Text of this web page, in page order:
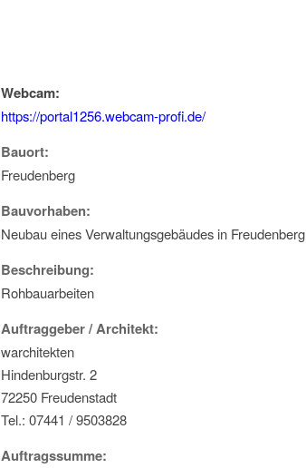
Webcam:
https://portal1256.webcam-profi.de/
Bauort:
Freudenberg
Bauvorhaben:
Neubau eines Verwaltungsgebäudes in Freudenberg
Beschreibung:
Rohbauarbeiten
Auftraggeber / Architekt:
warchitekten
Hindenburgstr. 2
72250 Freudenstadt
Tel.: 07441 / 9503828
Auftragssumme: